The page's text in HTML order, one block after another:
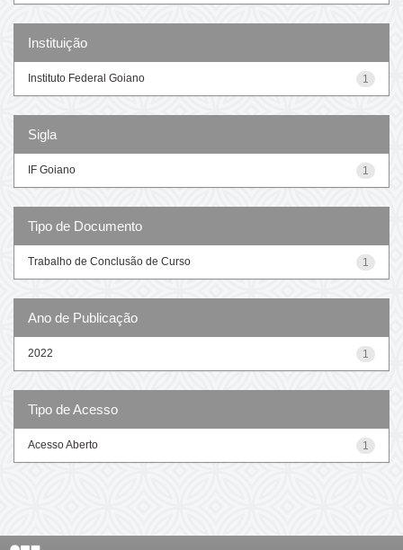
Instituição
1
Instituto Federal Goiano
Sigla
1
IF Goiano
Tipo de Documento
1
Trabalho de Conclusão de Curso
Ano de Publicação
1
2022
Tipo de Acesso
1
Acesso Aberto